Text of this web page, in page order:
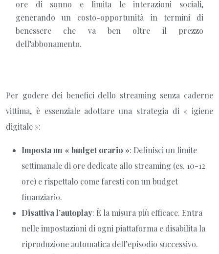
ore di sonno e limita le interazioni sociali,
generando un costo-opportunità in termini di
benessere che va ben oltre il prezzo
dell’abbonamento.
Per godere dei benefici dello streaming senza caderne
vittima, è essenziale adottare una strategia di « igiene
digitale »:
Imposta un « budget orario »: Definisci un limite
settimanale di ore dedicate allo streaming (es. 10-12
ore) e rispettalo come faresti con un budget
finanziario.
Disattiva l’autoplay: È la misura più efficace. Entra
nelle impostazioni di ogni piattaforma e disabilita la
riproduzione automatica dell’episodio successivo.